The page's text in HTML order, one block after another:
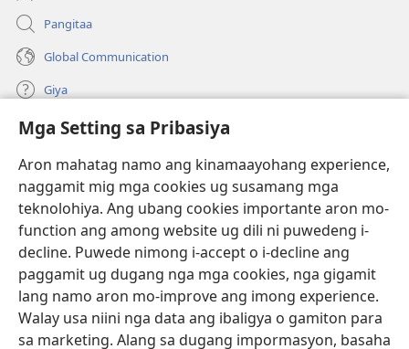
Mga Setting sa Pribasiya
Aron mahatag namo ang kinamaayohang experience,
naggamit mig mga cookies ug susamang mga
teknolohiya. Ang ubang cookies importante aron mo-
function ang among website ug dili ni puwedeng i-
decline. Puwede nimong i-accept o i-decline ang
paggamit ug dugang nga mga cookies, nga gigamit
lang namo aron mo-improve ang imong experience.
Walay usa niini nga data ang ibaligya o gamiton para
sa marketing. Alang sa dugang impormasyon, basaha
Pangitaa
Global Communication
Giya
Donasyon
(mo-
open
bag-
ong
window)
Watchtower ONLINE NGA LIBRARYA
(mo-
open
ug
bag-
window)
JW Hub
(mo-
open
ug
bag-
ong
window)
JW Library
Watchtower Library